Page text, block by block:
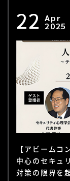
22 Apr
2025
【アビーム
中心のセキュ
対策の限界を